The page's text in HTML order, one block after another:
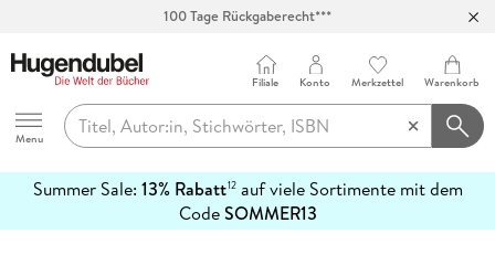
100 Tage Rückgaberecht***
Hugendubel
Menu
Filiale Konto Merkzettel Warenkorb
Summer Sale: 13% Rabatt12auf viele Sortimente mit dem
CodeSOMMER13
erfahren